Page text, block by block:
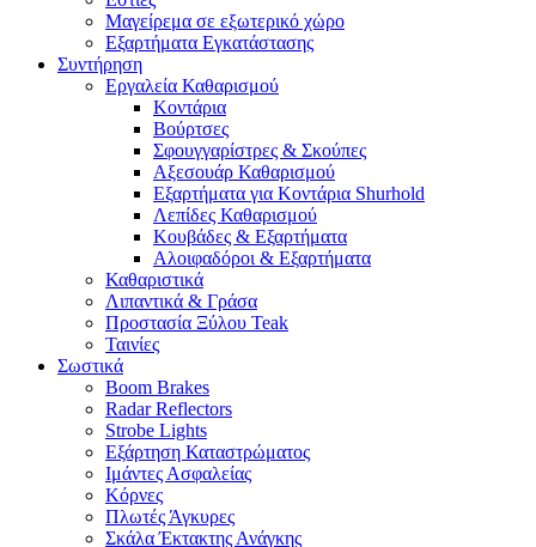
Μαγείρεμα σε εξωτερικό χώρο
Εξαρτήματα Εγκατάστασης
Συντήρηση
Εργαλεία Καθαρισμού
Κοντάρια
Βούρτσες
Σφουγγαρίστρες & Σκούπες
Αξεσουάρ Καθαρισμού
Εξαρτήματα για Κοντάρια Shurhold
Λεπίδες Καθαρισμού
Κουβάδες & Εξαρτήματα
Αλοιφαδόροι & Εξαρτήματα
Καθαριστικά
Λιπαντικά & Γράσα
Προστασία Ξύλου Teak
Ταινίες
Σωστικά
Boom Brakes
Radar Reflectors
Strobe Lights
Εξάρτηση Καταστρώματος
Ιμάντες Ασφαλείας
Κόρνες
Πλωτές Άγκυρες
Σκάλα Έκτακτης Ανάγκης